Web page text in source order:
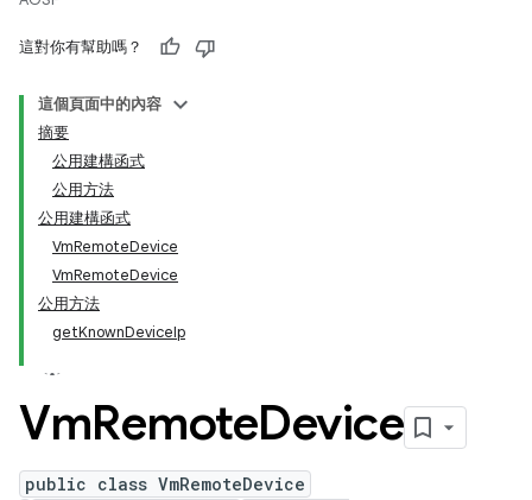
這對你有幫助嗎？
這個頁面中的內容
摘要
公用建構函式
公用方法
公用建構函式
VmRemoteDevice
VmRemoteDevice
公用方法
getKnownDeviceIp
VmRemoteDevice
public class VmRemoteDevice